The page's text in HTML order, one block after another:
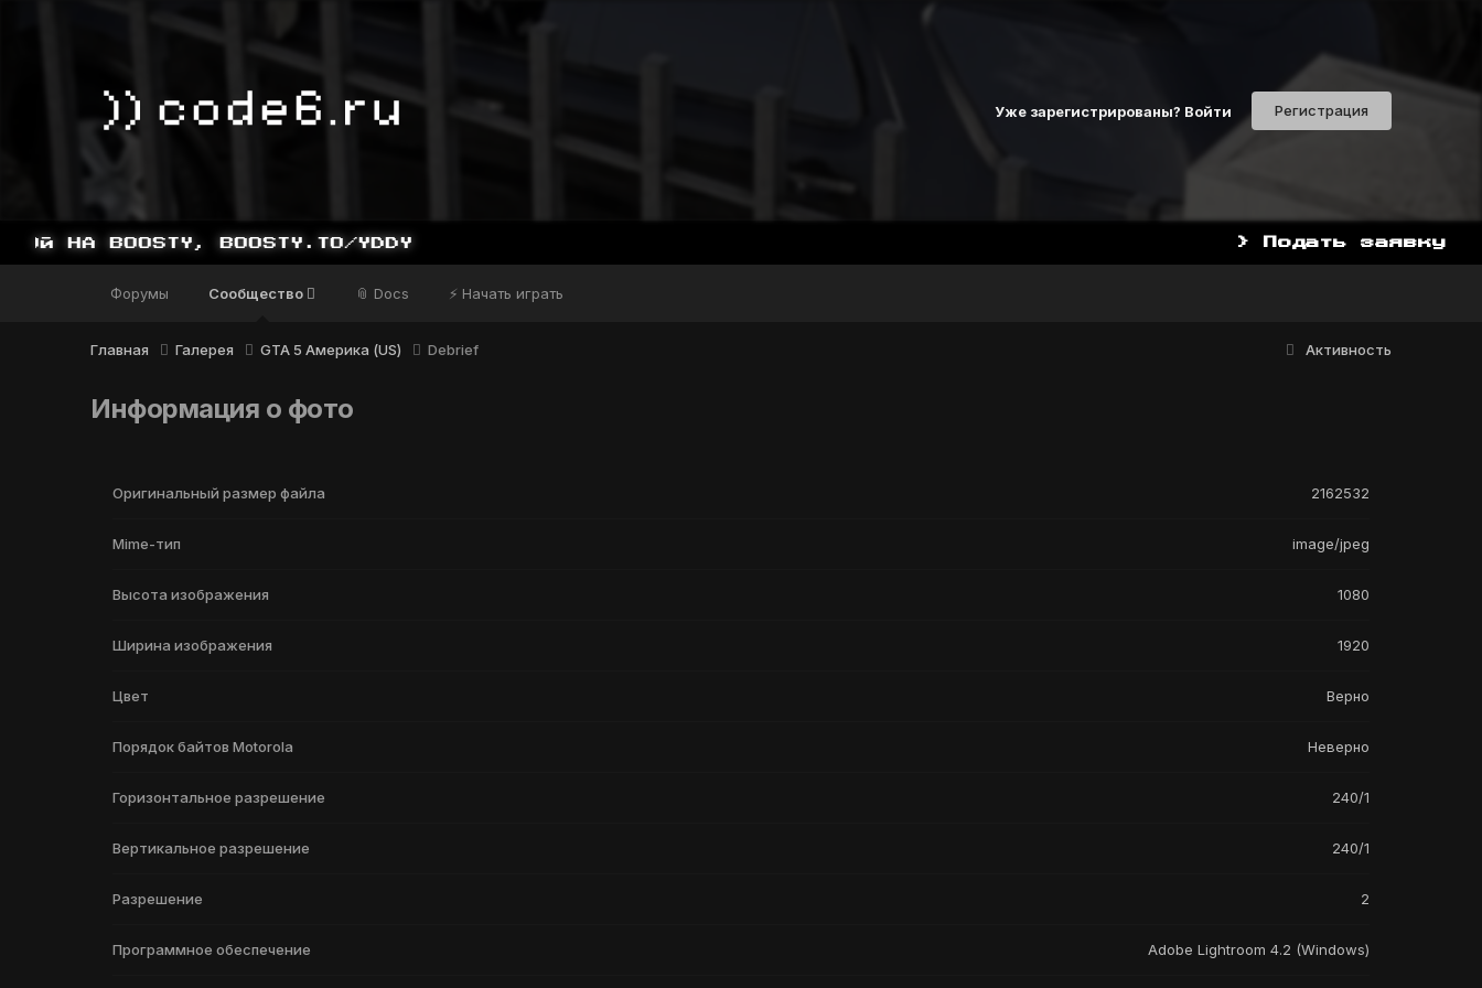
Уже зарегистрированы? Войти Регистрация
НАЧАТЬ ИГРАТЬ СЕЙЧАС
> Подать заявку
Форумы Сообщество 📎 Docs ⚡ Начать играть
Активность
Главная Галерея GTA 5 Америка (US) Debrief
Информация о фото
Оригинальный размер файла 2162532
Mime-тип image/jpeg
Высота изображения 1080
Ширина изображения 1920
Цвет Верно
Порядок байтов Motorola Неверно
Горизонтальное разрешение 240/1
Вертикальное разрешение 240/1
Разрешение 2
Программное обеспечение Adobe Lightroom 4.2 (Windows)